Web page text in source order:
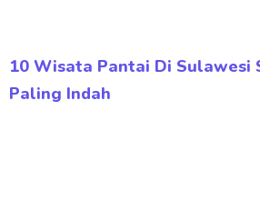
10 Wisata Pantai Di Sulawesi
Paling Indah